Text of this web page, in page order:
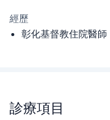
經歷
彰化基督教住院醫師
診療項目